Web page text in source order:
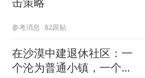
参考消息 82跟贴
在沙漠中建退休社区：一
个沦为普通小镇，一个成